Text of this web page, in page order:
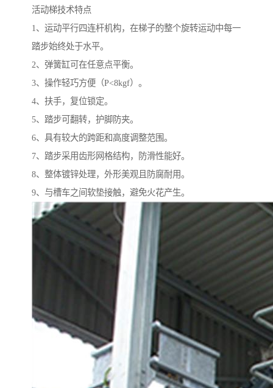
活动梯技术特点
1、运动平行四连杆机构，在梯子的整个旋转运动中每一
踏步始终处于水平。
2、弹簧缸可在任意点平衡。
3、操作轻巧方便（P<8kgf）。
4、扶手，复位锁定。
5、踏步可翻转，护脚防夹。
6、具有较大的跨距和高度调整范围。
7、踏步采用齿形网格结构，防滑性能好。
8、整体镀锌处理，外形美观且防腐耐用。
9、与槽车之间软垫接触，避免火花产生。